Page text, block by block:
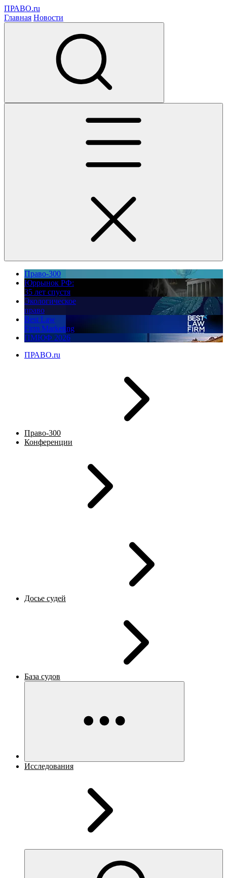
ПРАВО.ru
Главная Новости
Право-300
Юррынок РФ:
35 лет спустя
Экологическое
право
Best Law
Firm Marketing
ПМЮФ 2026
ПРАВО.ru
Право-300
Конференции
Досье судей
База судов
Исследования